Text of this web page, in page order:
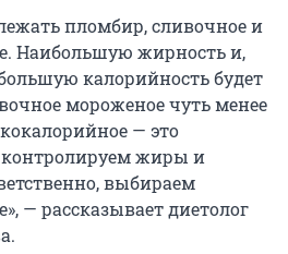
пломбир, сливочное и
Наибольшую жирность и,
калорийность будет
мороженое чуть менее
— это
жиры и
выбираем
— рассказывает диетолог